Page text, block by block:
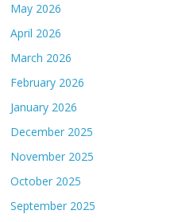
May 2026
April 2026
March 2026
February 2026
January 2026
December 2025
November 2025
October 2025
September 2025